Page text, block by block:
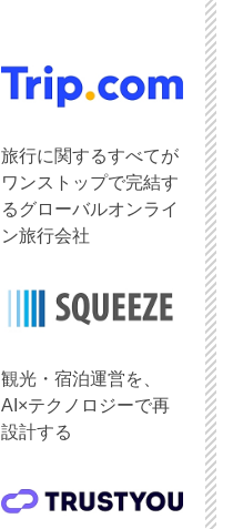
旅行に関するすべてが
ワンストップで完結す
るグローバルオンライ
ン旅行会社
観光・宿泊運営を、
AI×テクノロジーで再
設計する